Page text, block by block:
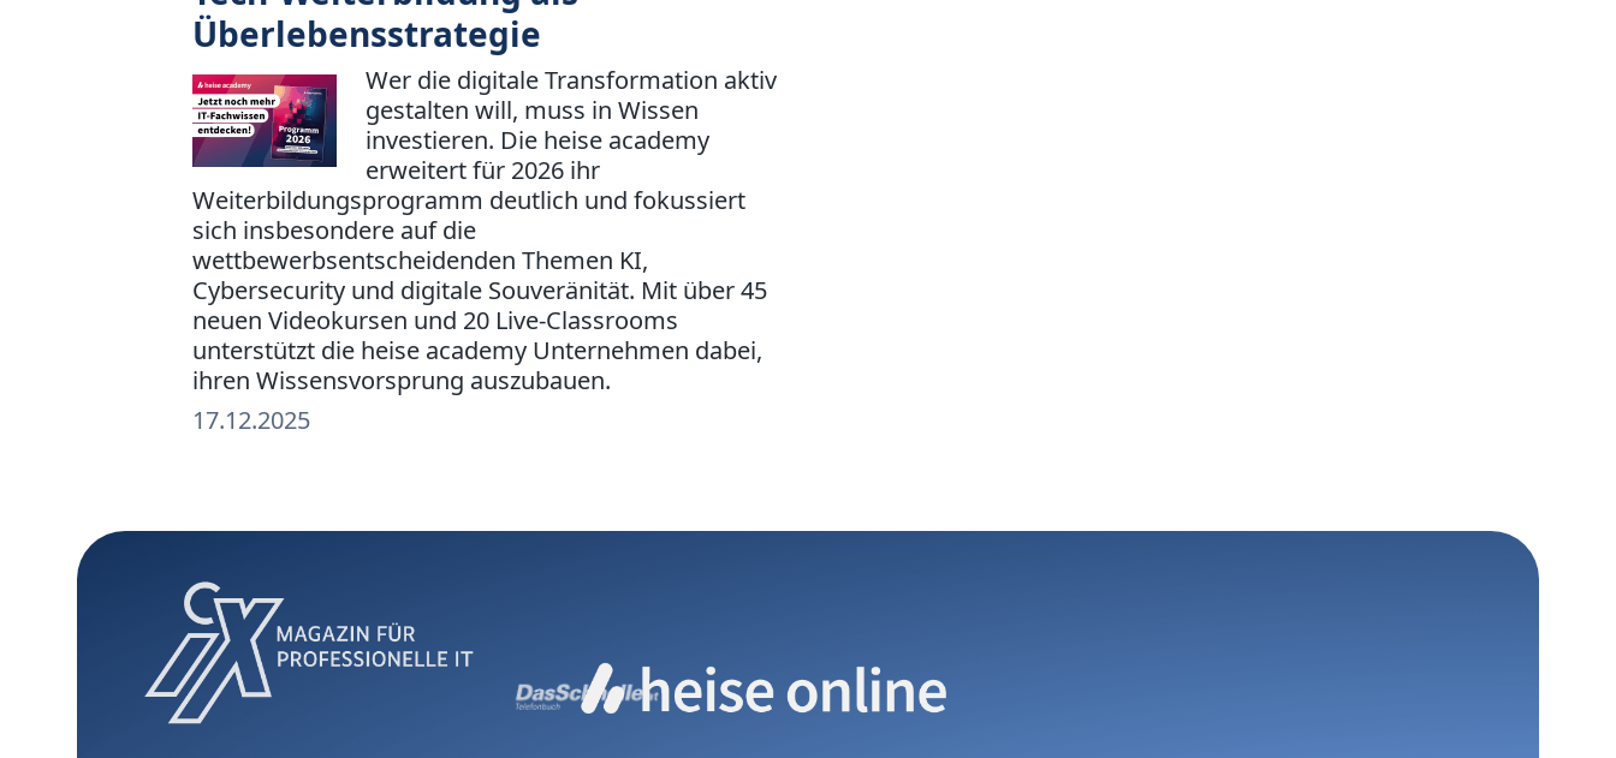
Überlebensstrategie
Wer die digitale Transformation aktiv
gestalten will, muss in Wissen
investieren. Die heise academy
erweitert für 2026 ihr
Weiterbildungsprogramm deutlich und fokussiert
sich insbesondere auf die
wettbewerbsentscheidenden Themen KI,
Cybersecurity und digitale Souveränität. Mit über 45
neuen Videokursen und 20 Live-Classrooms
unterstützt die heise academy Unternehmen dabei,
ihren Wissensvorsprung auszubauen.
17.12.2025